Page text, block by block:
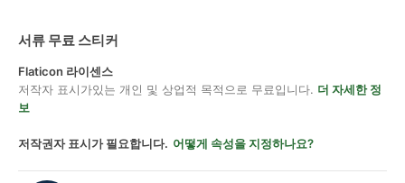
서류 무료 스티커
Flaticon 라이센스
저작자 표시가있는 개인 및 상업적 목적으로 무료입니다. 더 자세한 정
보
저작권자 표시가 필요합니다. 어떻게 속성을 지정하나요?